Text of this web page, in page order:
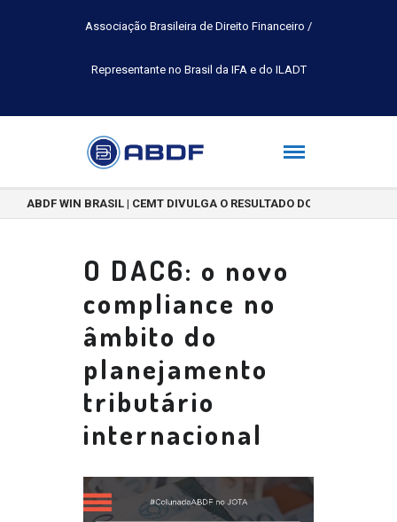
Associação Brasileira de Direito Financeiro /
Representante no Brasil da IFA e do ILADT
ABDF WIN BRASIL | CEMT DIVULGA O RESULTADO DO CONCURSO
O DAC6: o novo
compliance no
âmbito do
planejamento
tributário
internacional